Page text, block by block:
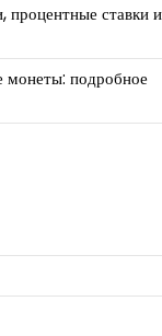
процентные ставки и
монеты: подробное